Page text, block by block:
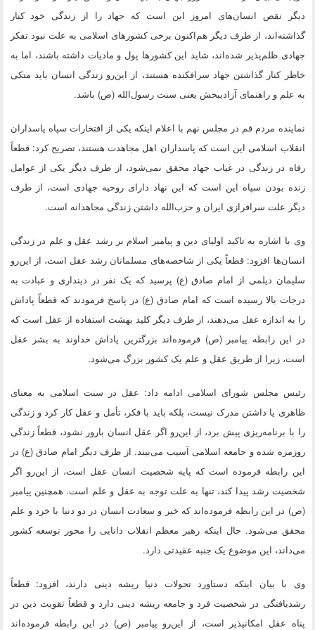
دیگر نقص انسان‌های امروز این است که جهاد را از زندگی خود کنار
گذاشته‌اند، از طرف دیگر هم‌اکنون برخی کشورهای اسلامی به علت نبود تفکر
جهادی ظلم‌پذیر شده‌اند، شاید این کشورها پول و مادیات داشته باشند، اما به
خاطر کنار گذاشتن جهاد سرافکنده هستند، از این‌رو زندگی انسان باید متکی
به علم و راهنمای آزادیبخش یعنی سنت رسول‌الله (ص) باشد.
نماینده مردم قم در مجلس نهم با اعلام اینکه یکی از افتخارات سپاه پاسداران
انقلاب اسلامی این است که پاسداران اهل مجاهدت هستند، تصریح کرد: قطعاً
رفاه در زندگی در غیاب جهاد محقق نمی‌شود، از طرف دیگر یکی از عوامل
زنده بودن سپاه این است که این نهاد دارای روحیه جهادی است، از طرف
دیگر علت سرافرازی ایران و حزب‌الله داشتن زندگی مجاهدانه است.
وی با اشاره به تاکید اولیای دین و پیامبر اسلام بر رشد عقل و علم در زندگی
انسان‌ها افزود: قطعاً یکی از شاخصه‌های مسلمانان رشد عقل است، از این‌رو
سلیمان دیلمی از امام صادق (ع) پرسید که یک نفر در دینداری و عبادت به
درجات بالا رسیده است که امام صادق (ع) در پاسخ فرمودند که قطعاً‌ پاداش
را به اندازه عقل می‌دهند، از طرف دیگر کلید بهشت استفاده از عقل است که
در این رابطه پیامبر (ص) فرموده‌اند بزرگترین پاداش خداوند به بشر عقل
است، زیرا از طریق عقل و علم یک کشور بزرگ می‌شود.
رئیس مجلس شورای اسلامی ادامه داد: عقل در سنت اسلامی به معنای
ظاهری یا داشتن مدرک نیست، بلکه باید با فکر، تأمل و عقل کار کرد و زندگی
را با برنامه‌ریزی پیش برد، از این‌رو اگر عقل انسان بارور نشود، قطعاً زندگی
روزمره شده و جامعه اسلامی آسیب می‌بیند. از طرف دیگر امام صادق (ع) در
این رابطه فرموده است که پایه شخصیت انسان عقل است، از این‌رو اگر
شخصیت رشد پیدا کند، تنها به علت توجه به عقل و علم است. همچنین پیامبر
(ص) در این رابطه فرموده‌اند که خیر و سعادت انسان در دو دنیا با خرد و علم
محقق می‌شود. حال اینکه رهبر معظم انقلاب دانایی را محور توسعه کشور
می‌داند، این موضوع یک جنبه عقیدتی دارد.
وی با بیان اینکه دستاورد تحولات دنیا ریشه دینی دارند، افزود: قطعاً
رشدیافتگی در شخصیت فرد و جامعه ریشه دینی دارد و قطعاً تقویت دین در
پناه عقل امکانپذیر است، از این‌رو پیامبر (ص) در این رابطه فرموده‌اند